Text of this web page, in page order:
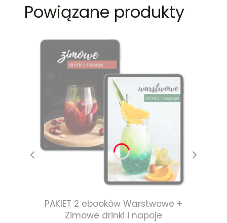
Powiązane produkty
PAKIET 2 ebooków Warstwowe +
Zimowe drinki i napoje